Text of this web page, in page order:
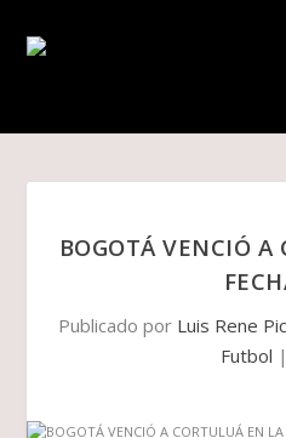
BOGOTÁ VENCIÓ
Publicado por Luis Rene
Futbol |